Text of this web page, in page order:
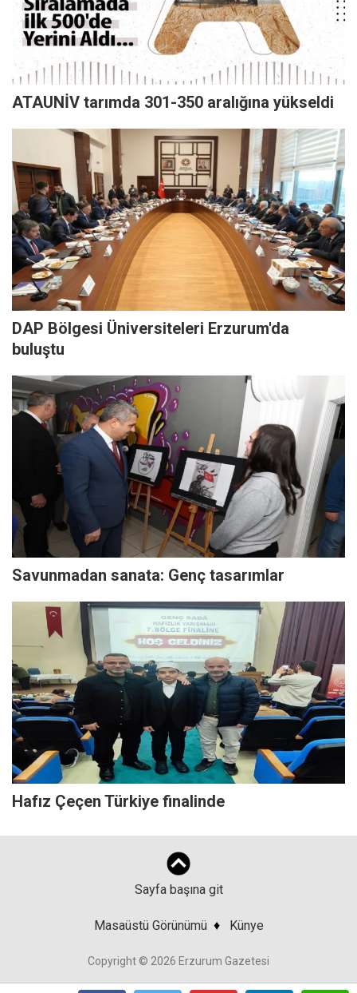
ATAUNİV tarımda 301-350 aralığına yükseldi
DAP Bölgesi Üniversiteleri Erzurum'da
buluştu
Savunmadan sanata: Genç tasarımlar
Hafız Çeçen Türkiye finalinde
Sayfa başına git
Masaüstü Görünümü ♦ Künye
Copyright © 2026 Erzurum Gazetesi